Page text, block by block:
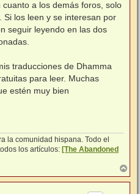
a los demás foros, solo
los leen y se interesan por
seguir leyendo en las dos
traducciones de Dhamma
para leer. Muchas
estén muy bien
la comunidad hispana. Todo el
los artículos: [The Abandoned
r
r